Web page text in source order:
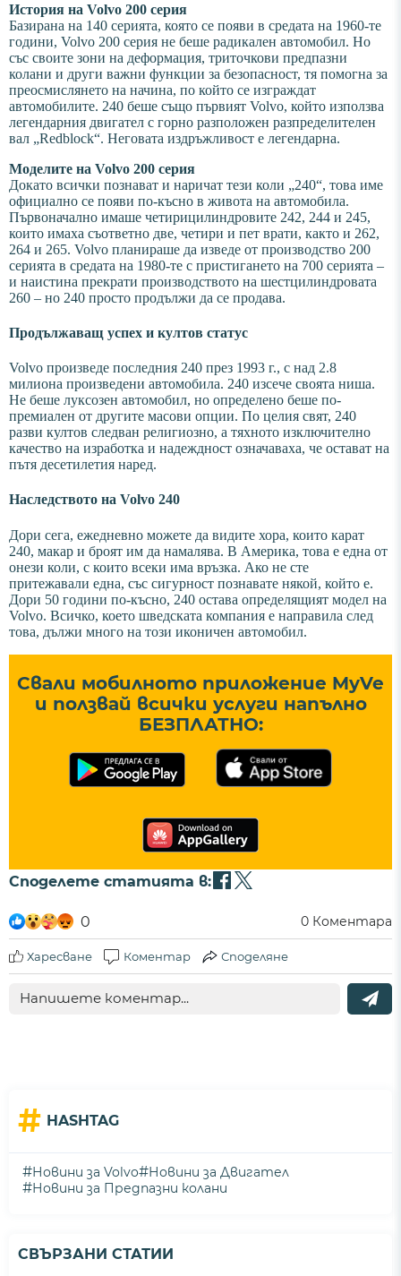
История на Volvo 200 серия
Базирана на 140 серията, която се появи в средата на 1960-те
години, Volvo 200 серия не беше радикален автомобил. Но
със своите зони на деформация, триточкови предпазни
колани и други важни функции за безопасност, тя помогна за
преосмислянето на начина, по който се изграждат
автомобилите. 240 беше също първият Volvo, който използва
легендарния двигател с горно разположен разпределителен
вал „Redblock“. Неговата издръжливост е легендарна.
Моделите на Volvo 200 серия
Докато всички познават и наричат тези коли „240“, това име
официално се появи по-късно в живота на автомобила.
Първоначално имаше четирицилиндровите 242, 244 и 245,
които имаха съответно две, четири и пет врати, както и 262,
264 и 265. Volvo планираше да изведе от производство 200
серията в средата на 1980-те с пристигането на 700 серията –
и наистина прекрати производството на шестцилиндровата
260 – но 240 просто продължи да се продава.
Продължаващ успех и култов статус
Volvo произведе последния 240 през 1993 г., с над 2.8
милиона произведени автомобила. 240 изсече своята ниша.
Не беше луксозен автомобил, но определено беше по-
премиален от другите масови опции. По целия свят, 240
разви култов следван религиозно, а тяхното изключително
качество на изработка и надеждност означаваха, че остават на
пътя десетилетия наред.
Наследството на Volvo 240
Дори сега, ежедневно можете да видите хора, които карат
240, макар и броят им да намалява. В Америка, това е една от
онези коли, с които всеки има връзка. Ако не сте
притежавали една, със сигурност познавате някой, който е.
Дори 50 години по-късно, 240 остава определящият модел на
Volvo. Всичко, което шведската компания е направила след
това, дължи много на този иконичен автомобил.
Свали мобилното приложение MyVe
и ползвай всички услуги напълно
БЕЗПЛАТНО:
Споделете статията в:
0 0 Коментара
Харесване Коментар Споделяне
# HASHTAG
#Новини за Volvo#Новини за Двигател
#Новини за Предпазни колани
СВЪРЗАНИ СТАТИИ